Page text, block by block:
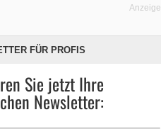
Anzeige
FÜR PROFIS
Sie jetzt Ihre
Newsletter: